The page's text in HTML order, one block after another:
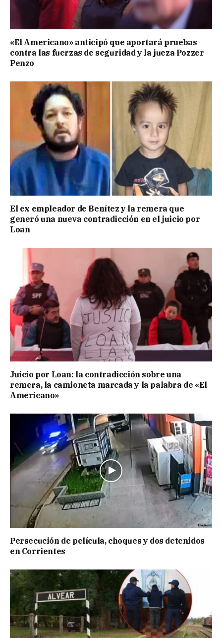
«El Americano» anticipó que aportará pruebas
contra las fuerzas de seguridad y la jueza Pozzer
Penzo
El ex empleador de Benítez y la remera que
generó una nueva contradicción en el juicio por
Loan
Juicio por Loan: la contradicción sobre una
remera, la camioneta marcada y la palabra de «El
Americano»
Persecución de película, choques y dos detenidos
en Corrientes